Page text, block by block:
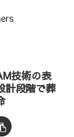
技術の表
計段階で葬